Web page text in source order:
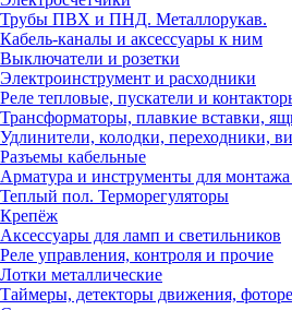
Трубы ПВХ и ПНД. Металлорукав.
Кабель-каналы и аксессуары к ним
Выключатели и розетки
Электроинструмент и расходники
Реле тепловые, пускатели и
Трансформаторы, плавкие вставки,
Удлинители, колодки, переходники,
Разъемы кабельные
Арматура и инструменты для
Теплый пол. Терморегуляторы
Крепёж
Аксессуары для ламп и светильников
Реле управления, контроля и прочие
Лотки металлические
Таймеры, детекторы движения,